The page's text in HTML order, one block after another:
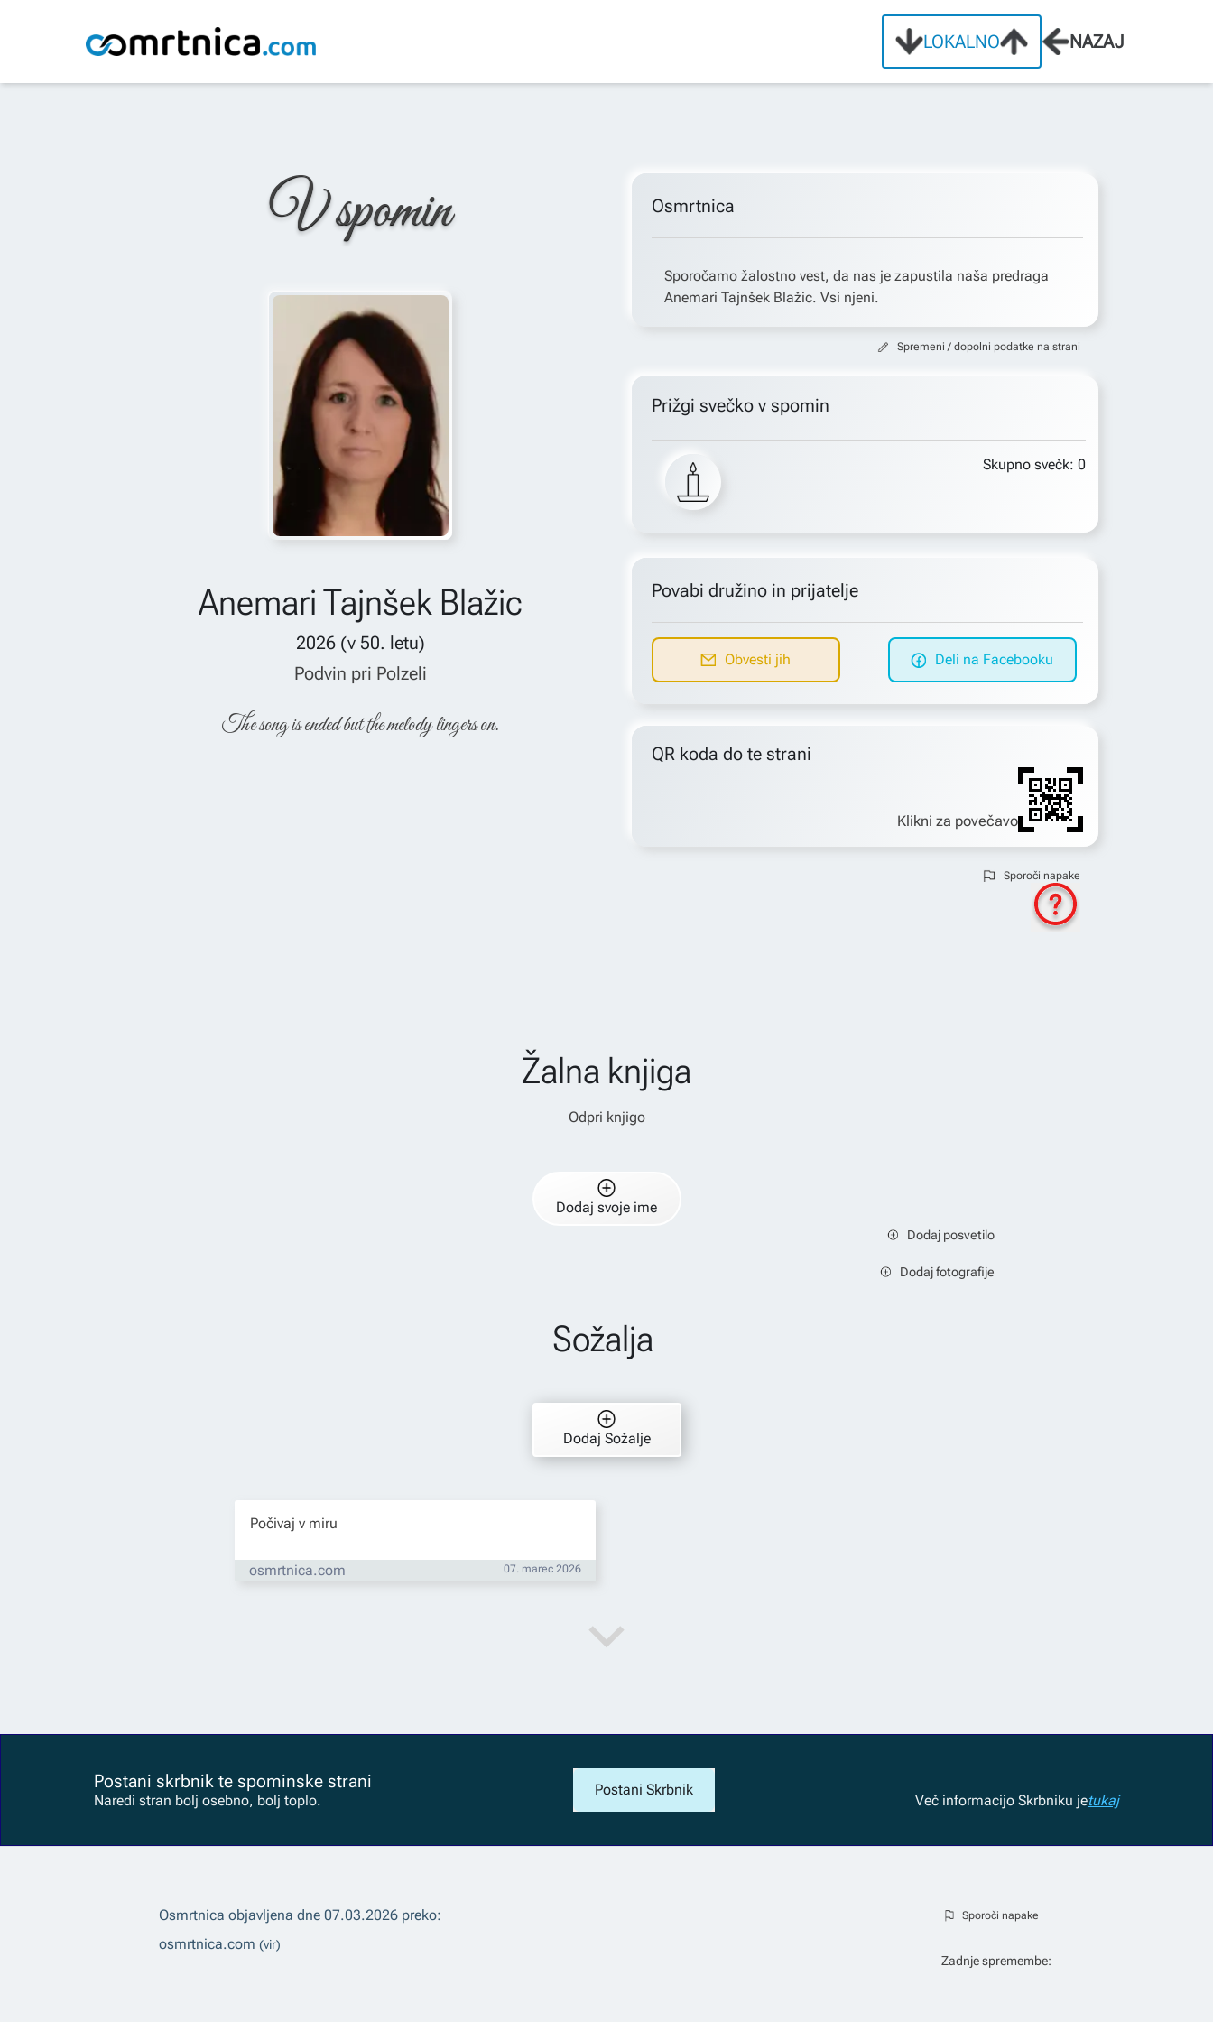
LOKALNO NAZAJ
Osmrtnice / Anemari Tajnšek Blažic
V spomin
Anemari Tajnšek Blažic
2026 (v 50. letu)
Podvin pri Polzeli
The song is ended but the melody lingers on.
Osmrtnica
Sporočamo žalostno vest, da nas je zapustila naša predraga
Anemari Tajnšek Blažic. Vsi njeni.
Spremeni / dopolni podatke na strani
Prižgi svečko v spomin
Skupno svečk: 0
Povabi družino in prijatelje
Obvesti jih Deli na Facebooku
QR koda do te strani
Klikni za povečavo
Sporoči napake
Žalna knjiga
Odpri knjigo
Dodaj svoje ime
Dodaj posvetilo
Dodaj fotografije
Sožalja
Dodaj Sožalje
Počivaj v miru
osmrtnica.com 07. marec 2026
Postani skrbnik te spominske strani
Naredi stran bolj osebno, bolj toplo.
Postani Skrbnik
Več informacijo Skrbniku jetukaj
Osmrtnica objavljena dne 07.03.2026 preko:
osmrtnica.com (vir)
Sporoči napake
Zadnje spremembe: